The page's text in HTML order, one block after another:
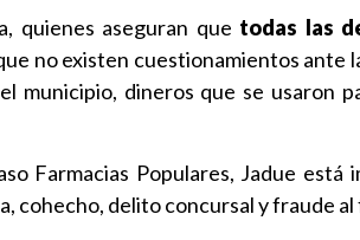
quienes aseguran que todas las
no existen cuestionamientos ante
municipio, dineros que se usaron
Farmacias Populares, Jadue está
cohecho, delito concursal y fraude al